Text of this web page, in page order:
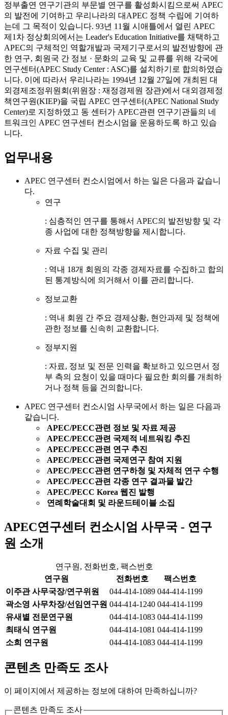
정부출연 연구기관의 부문별 연구를 활성화시킴으로써 APEC
의 발전에 기여하고 우리나라의 대APEC 정책 수립에 기여하
는데 그 목적이 있습니다. 93년 11월 시애틀에서 열린 APEC
제1차 정상회의에서는 Leader's Education Initiative를 채택하고
APEC의 구체적인 역할개발과 국제기구로서의 발전방향에 관
한 연구, 회원국 간 정보 · 문화의 교육 및 교류를 위해 각국에
연구센터(APEC Study Center : ASC)를 설치하기로 합의하였습
니다. 이에 따라서 우리나라는 1994년 12월 27일에 개최된 대
외경제조정위원회(위원장 : 재정경제원 장관)에서 대외경제정
책연구원(KIEP)을 국립 APEC 연구센터(APEC National Study
Center)로 지정하였고 동 센터가 APEC관련 연구기관들의 네
트워크인 APEC 연구센터 컨소시엄을 운용하도록 하고 있습
니다.
업무내용
APEC 연구센터 컨소시엄에서 하는 일은 다음과 같습니
다.
연구
: 심층적인 연구를 통해서 APEC의 발전방향 및 각
종 사업에 대한 정책방향을 제시합니다.
자료 수집 및 관리
: 역내 18개 회원의 각종 경제자료를 수집하고 합의
된 통계방식에 의거해서 이를 관리합니다.
정보교환
: 역내 회원 간 주요 경제상황, 현안과제 및 정책에
관한 정보를 신속히 교환합니다.
정부지원
: 자료, 정보 및 전문 인력을 확보하고 있으면서 정
부 측의 요청이 있을 때마다 필요한 회의를 개최하
거나 정책 등을 건의합니다.
APEC 연구센터 컨소시엄 사무국에서 하는 일은 다음과
같습니다.
APEC/PECC관련 정보 및 자료 제공
APEC/PECC관련 국제적 네트워킹 추진
APEC/PECC관련 연구 추진
APEC/PECC관련 국제연구 참여 지원
APEC/PECC관련 연구하청 및 자체적 연구 수행
APEC/PECC관련 각종 연구 결과물 발간
APEC/PECC Korea 웹진 발행
연례학술대회 및 라운드테이블 소집
APEC연구센터 컨소시엄 사무국 - 연구
원 소개
연구원, 전화번호, 팩스번호
연구원
전화번호
팩스번호
이주관 사무국장/연구위원
044-414-1089 044-414-1199
곽소영 사무차장/선임연구원 044-414-1240 044-414-1199
유새별 전문연구원
044-414-1083 044-414-1199
최태식 연구원
044-414-1081 044-414-1199
소희 연구원
044-414-1083 044-414-1199
콘텐츠 만족도 조사
이 페이지에서 제공하는 정보에 대하여 만족하십니까?
콘텐츠 만족도 조사